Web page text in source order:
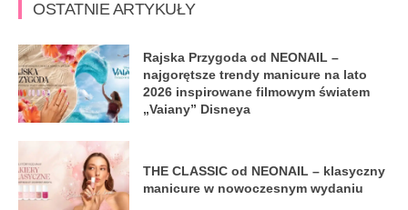
OSTATNIE ARTYKUŁY
Rajska Przygoda od NEONAIL –
najgorętsze trendy manicure na lato
2026 inspirowane filmowym światem
„Vaiany” Disneya
THE CLASSIC od NEONAIL – klasyczny
manicure w nowoczesnym wydaniu